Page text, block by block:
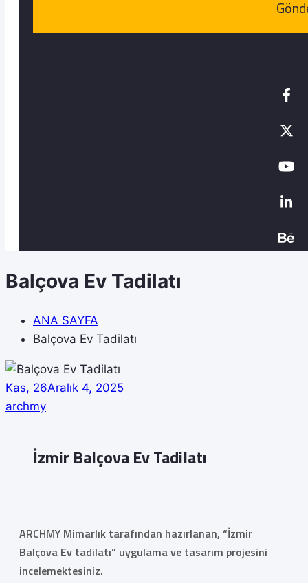
Balçova Ev Tadilatı
ANA SAYFA
Balçova Ev Tadilatı
Kas, 26Aralık 4, 2025
archmy
İzmir Balçova Ev Tadilatı
ARCHMY Mimarlık tarafından hazırlanan, “İzmir
Balçova Ev tadilatı” uygulama ve tasarım projesini
incelemektesiniz.